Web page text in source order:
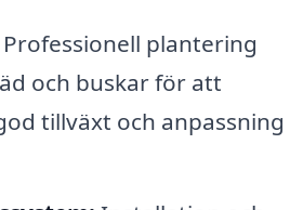
Professionell plantering
och buskar för att
tillväxt och anpassning